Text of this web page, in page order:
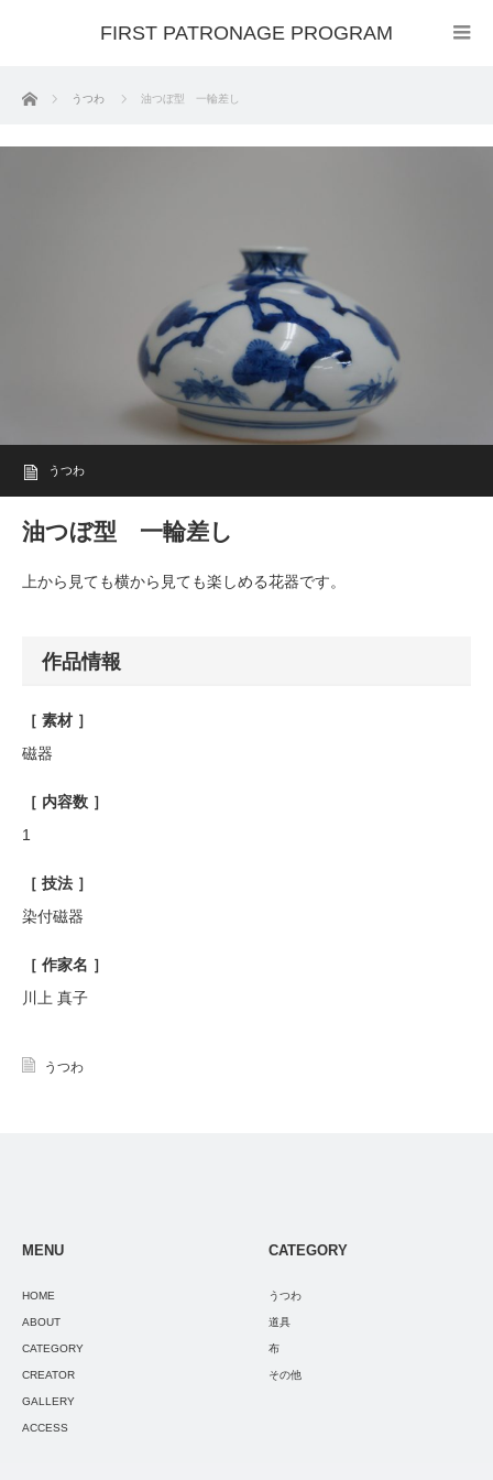
FIRST PATRONAGE PROGRAM
ホーム うつわ 油つぼ型 一輪差し
うつわ
油つぼ型 一輪差し
上から見ても横から見ても楽しめる花器です。
作品情報
［ 素材 ］
磁器
［ 内容数 ］
1
［ 技法 ］
染付磁器
［ 作家名 ］
川上 真子
うつわ
MENU
HOME
ABOUT
CATEGORY
CREATOR
GALLERY
ACCESS
CATEGORY
うつわ
道具
布
その他